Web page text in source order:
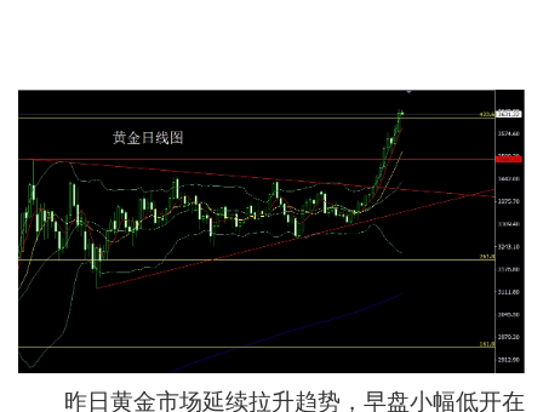
昨日黄金市场延续拉升趋势，早盘小幅低开在